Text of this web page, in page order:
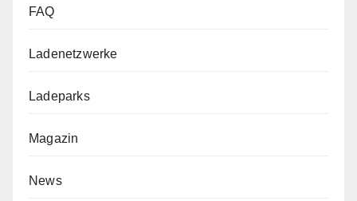
FAQ
Ladenetzwerke
Ladeparks
Magazin
News